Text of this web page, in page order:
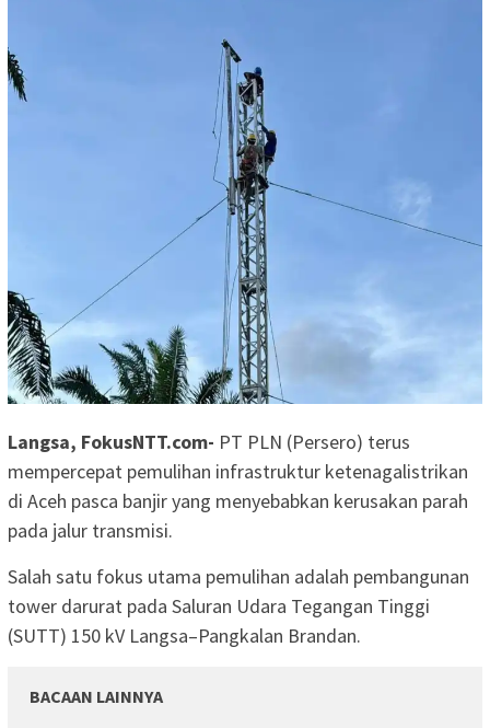
Langsa, FokusNTT.com- PT PLN (Persero) terus
mempercepat pemulihan infrastruktur ketenagalistrikan
di Aceh pasca banjir yang menyebabkan kerusakan parah
pada jalur transmisi.
Salah satu fokus utama pemulihan adalah pembangunan
tower darurat pada Saluran Udara Tegangan Tinggi
(SUTT) 150 kV Langsa–Pangkalan Brandan.
BACAAN LAINNYA